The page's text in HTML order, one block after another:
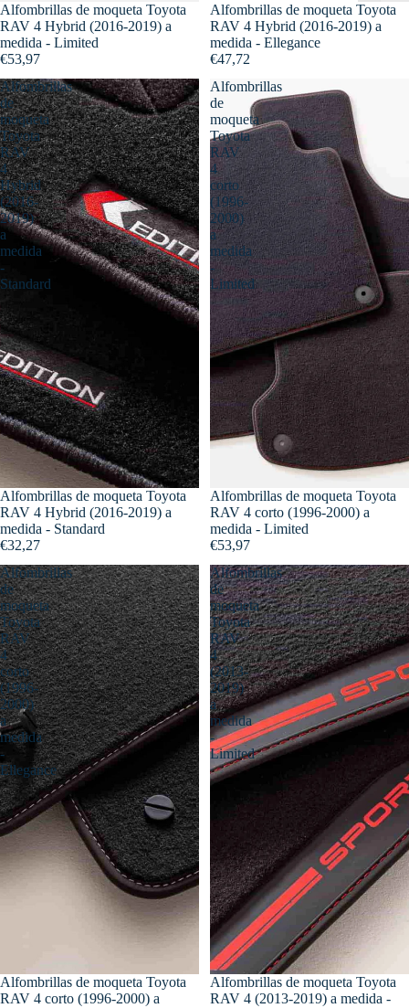
Alfombrillas de moqueta Toyota
RAV 4 Hybrid (2016-2019) a
medida - Limited
€53,97
Alfombrillas de moqueta Toyota
RAV 4 Hybrid (2016-2019) a
medida - Ellegance
€47,72
Alfombrillas
de
moqueta
Toyota
RAV
4
Hybrid
(2016-
2019)
a
medida
-
Standard
Alfombrillas de moqueta Toyota
RAV 4 Hybrid (2016-2019) a
medida - Standard
€32,27
Alfombrillas
de
moqueta
Toyota
RAV
4
corto
(1996-
2000)
a
medida
-
Limited
Alfombrillas de moqueta Toyota
RAV 4 corto (1996-2000) a
medida - Limited
€53,97
Alfombrillas
de
moqueta
Toyota
RAV
4
corto
(1996-
2000)
a
medida
-
Ellegance
Alfombrillas de moqueta Toyota
RAV 4 corto (1996-2000) a
Alfombrillas
de
moqueta
Toyota
RAV
4
(2013-
2019)
a
medida
-
Limited
Alfombrillas de moqueta Toyota
RAV 4 (2013-2019) a medida -